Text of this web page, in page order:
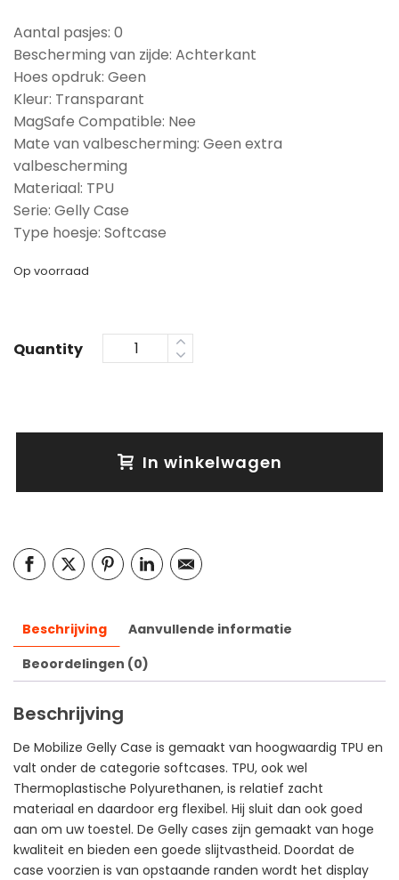
Aantal pasjes: 0
Bescherming van zijde: Achterkant
Hoes opdruk: Geen
Kleur: Transparant
MagSafe Compatible: Nee
Mate van valbescherming: Geen extra
valbescherming
Materiaal: TPU
Serie: Gelly Case
Type hoesje: Softcase
Op voorraad
Quantity
In winkelwagen
Beschrijving
Aanvullende informatie
Beoordelingen (0)
Beschrijving
De Mobilize Gelly Case is gemaakt van hoogwaardig TPU en
valt onder de categorie softcases. TPU, ook wel
Thermoplastische Polyurethanen, is relatief zacht
materiaal en daardoor erg flexibel. Hij sluit dan ook goed
aan om uw toestel. De Gelly cases zijn gemaakt van hoge
kwaliteit en bieden een goede slijtvastheid. Doordat de
case voorzien is van opstaande randen wordt het display